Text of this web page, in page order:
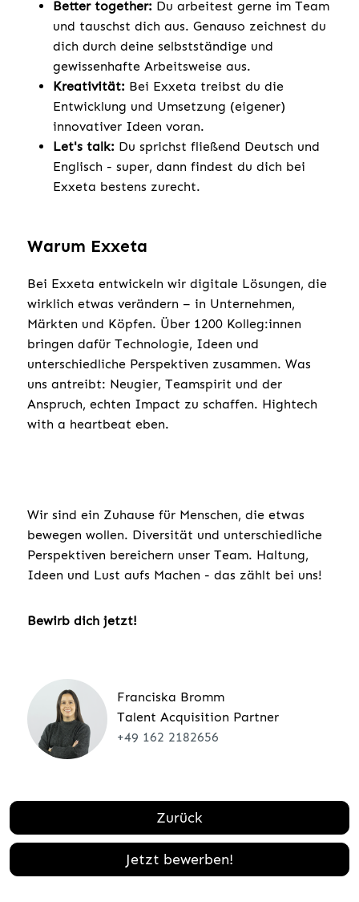
Better together: Du arbeitest gerne im Team
und tauschst dich aus. Genauso zeichnest du
dich durch deine selbstständige und
gewissenhafte Arbeitsweise aus.
Kreativität: Bei Exxeta treibst du die
Entwicklung und Umsetzung (eigener)
innovativer Ideen voran.
Let's talk: Du sprichst fließend Deutsch und
Englisch - super, dann findest du dich bei
Exxeta bestens zurecht.
Warum Exxeta
Bei Exxeta entwickeln wir digitale Lösungen, die
wirklich etwas verändern – in Unternehmen,
Märkten und Köpfen. Über 1200 Kolleg:innen
bringen dafür Technologie, Ideen und
unterschiedliche Perspektiven zusammen. Was
uns antreibt: Neugier, Teamspirit und der
Anspruch, echten Impact zu schaffen. Hightech
with a heartbeat eben.
Wir sind ein Zuhause für Menschen, die etwas
bewegen wollen. Diversität und unterschiedliche
Perspektiven bereichern unser Team. Haltung,
Ideen und Lust aufs Machen - das zählt bei uns!
Bewirb dich jetzt!
Franciska Bromm
Talent Acquisition Partner
+49 162 2182656
Zurück
Jetzt bewerben!